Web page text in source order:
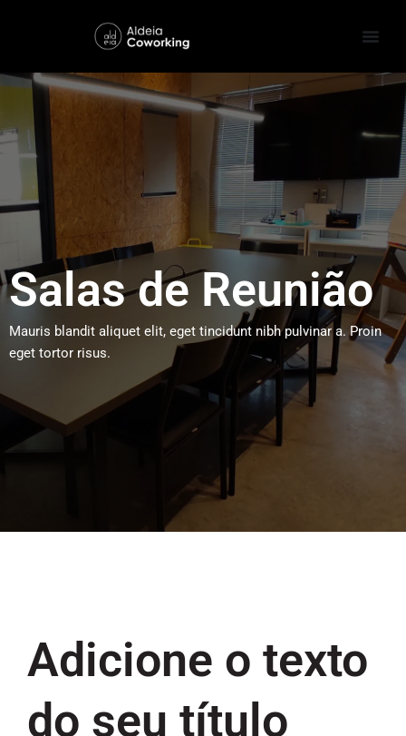
Salas de Reunião
Mauris blandit aliquet elit, eget tincidunt nibh pulvinar a. Proin
eget tortor risus.
Adicione o texto
do seu título